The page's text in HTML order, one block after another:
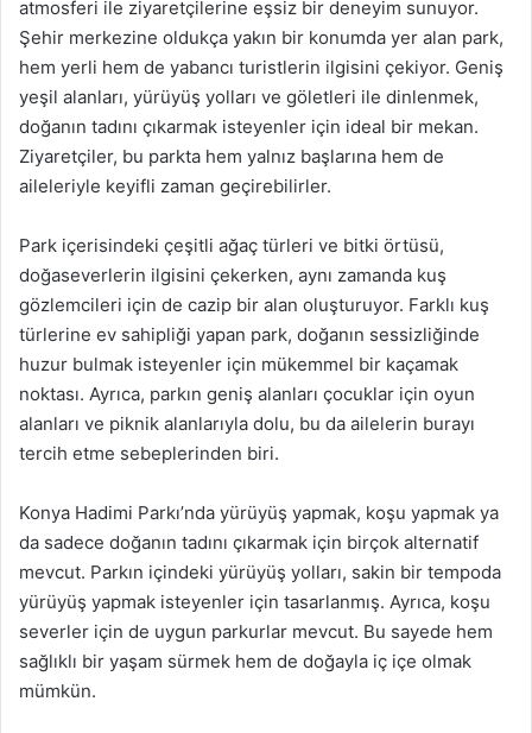
atmosferi ile ziyaretçilerine eşsiz bir deneyim sunuyor.
Şehir merkezine oldukça yakın bir konumda yer alan park,
hem yerli hem de yabancı turistlerin ilgisini çekiyor. Geniş
yeşil alanları, yürüyüş yolları ve göletleri ile dinlenmek,
doğanın tadını çıkarmak isteyenler için ideal bir mekan.
Ziyaretçiler, bu parkta hem yalnız başlarına hem de
aileleriyle keyifli zaman geçirebilirler.
Park içerisindeki çeşitli ağaç türleri ve bitki örtüsü,
doğaseverlerin ilgisini çekerken, aynı zamanda kuş
gözlemcileri için de cazip bir alan oluşturuyor. Farklı kuş
türlerine ev sahipliği yapan park, doğanın sessizliğinde
huzur bulmak isteyenler için mükemmel bir kaçamak
noktası. Ayrıca, parkın geniş alanları çocuklar için oyun
alanları ve piknik alanlarıyla dolu, bu da ailelerin burayı
tercih etme sebeplerinden biri.
Konya Hadimi Parkı’nda yürüyüş yapmak, koşu yapmak ya
da sadece doğanın tadını çıkarmak için birçok alternatif
mevcut. Parkın içindeki yürüyüş yolları, sakin bir tempoda
yürüyüş yapmak isteyenler için tasarlanmış. Ayrıca, koşu
severler için de uygun parkurlar mevcut. Bu sayede hem
sağlıklı bir yaşam sürmek hem de doğayla iç içe olmak
mümkün.